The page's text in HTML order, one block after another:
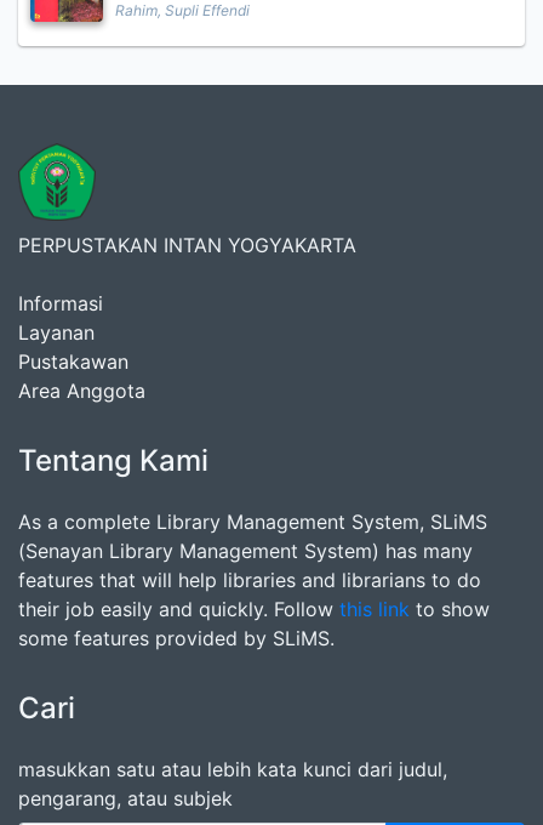
Rahim, Supli Effendi
PERPUSTAKAN INTAN YOGYAKARTA
Informasi
Layanan
Pustakawan
Area Anggota
Tentang Kami
As a complete Library Management System, SLiMS
(Senayan Library Management System) has many
features that will help libraries and librarians to do
their job easily and quickly. Follow this link to show
some features provided by SLiMS.
Cari
masukkan satu atau lebih kata kunci dari judul,
pengarang, atau subjek